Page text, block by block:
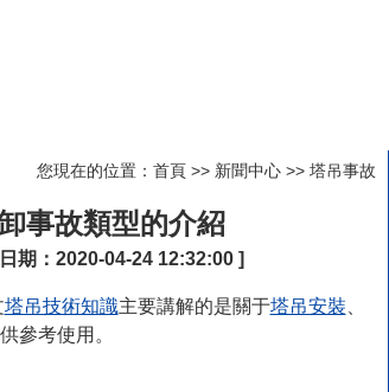
您現在的位置： 首頁>> 新聞中心>> 塔吊事故
事故類型的介紹
期：2020-04-24 12:32:00 ]
塔吊技術知識主要講解的是關于塔吊安裝
參考使用。